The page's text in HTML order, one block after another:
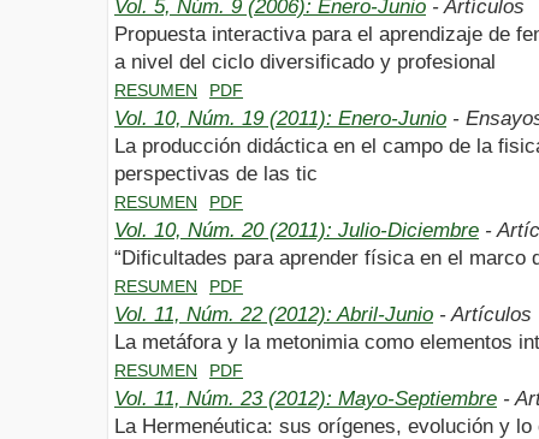
Vol. 5, Núm. 9 (2006): Enero-Junio - Artículos
Propuesta interactiva para el aprendizaje de
a nivel del ciclo diversificado y profesional
RESUMEN PDF
Vol. 10, Núm. 19 (2011): Enero-Junio -
La producción didáctica en el campo de la
perspectivas de las tic
RESUMEN PDF
Vol. 10, Núm. 20 (2011): Julio-Diciembre -
“Dificultades para aprender física en el marco
RESUMEN PDF
Vol. 11, Núm. 22 (2012): Abril-Junio - Artículos
La metáfora y la metonimia como elementos
RESUMEN PDF
Vol. 11, Núm. 23 (2012): Mayo-Septiembre -
La Hermenéutica: sus orígenes, evolución y